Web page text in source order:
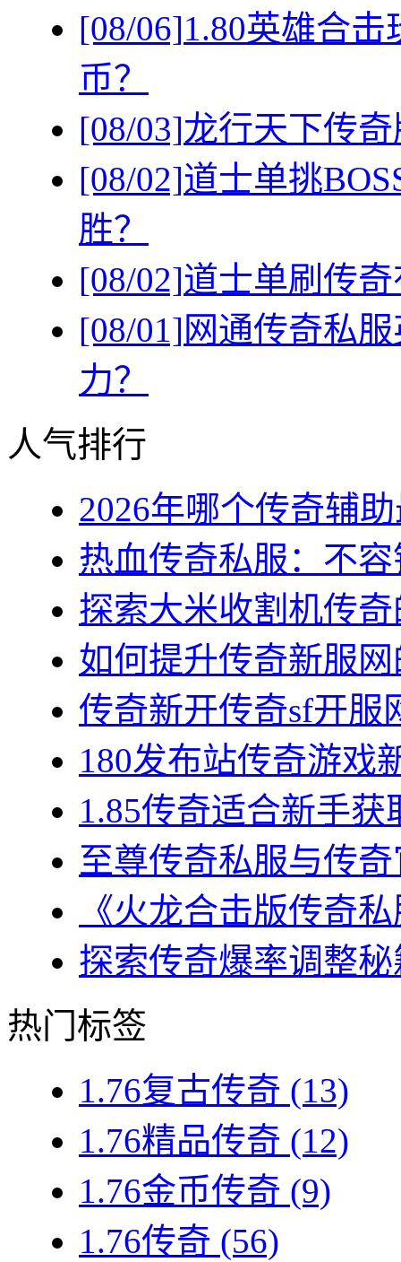
[08/06]1.80英雄合
币？
[08/03]龙行天下传
[08/02]道士单挑
胜？
[08/02]道士单刷传
[08/01]网通传奇私
力？
人气排行
2026年哪个传奇辅
热血传奇私服：不
探索大米收割机传
如何提升传奇新服
传奇新开传奇sf开服
180发布站传奇游戏
1.85传奇适合新手
至尊传奇私服与传
《火龙合击版传奇
探索传奇爆率调整
热门标签
1.76复古传奇 (13)
1.76精品传奇 (12)
1.76金币传奇 (9)
1.76传奇 (56)